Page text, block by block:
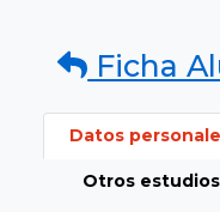
Ficha
Datos
Otros estudios